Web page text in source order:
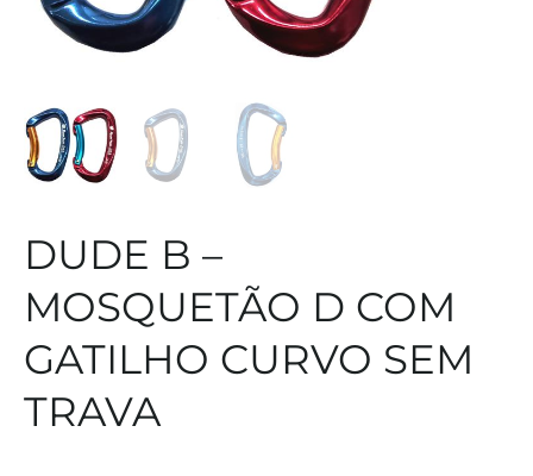
DUDE B –
MOSQUETÃO D COM
GATILHO CURVO SEM
TRAVA